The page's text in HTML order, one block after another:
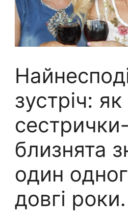
зустріч: як
сестрички-
близнята
один
довгі роки.